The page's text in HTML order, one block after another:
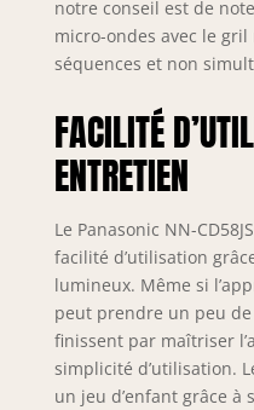
notre conseil est de
micro-ondes avec le gril
séquences et non
FACILITÉ
ENTRETIEN
Le Panasonic NN-
facilité d’utilisation
lumineux. Même si
peut prendre un peu
finissent par maîtriser
simplicité d’utilisation.
un jeu d’enfant grâce à